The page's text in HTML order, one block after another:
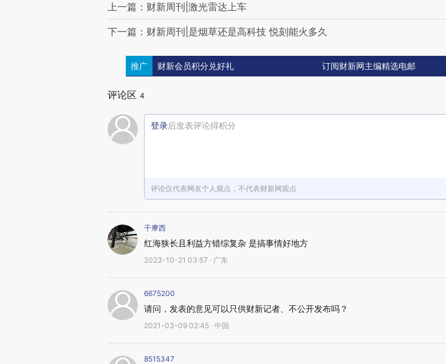
上一篇：财新周刊|激光雷达上车
下一篇：财新周刊|是烟草还是高科技 悦刻能火多久
推广 财新会员积分兑好礼 订阅财新网主编精选电邮
评论区 4
登录后发表评论得积分
评论仅代表网友个人观点，不代表财新网观点
干摩西
红海狭长且利益方错综复杂 是搞事情好地方
2023-10-21 03:57 · 广东
6675200
请问，发表的意见可以只供财新记者、不公开发布吗？
2021-03-09 02:45 · 中国
8515347